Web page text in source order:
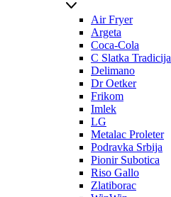
Air Fryer
Argeta
Coca-Cola
C Slatka Tradicija
Delimano
Dr Oetker
Frikom
Imlek
LG
Metalac Proleter
Podravka Srbija
Pionir Subotica
Riso Gallo
Zlatiborac